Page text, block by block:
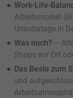
Work-Life-
Arbeitsmodell
Urlaubstage in
Was noch? –
Shops vor Ort
Das Beste zum
und